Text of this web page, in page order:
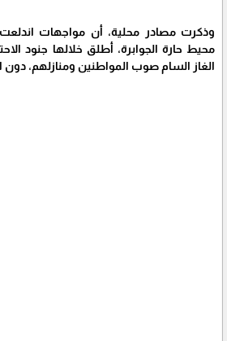
وذكرت مصادر محلية، أن مواجهات
محيط حارة الجوابرة، أطلق خلالها جنود
الغاز السام صوب المواطنين ومنازلهم، دون